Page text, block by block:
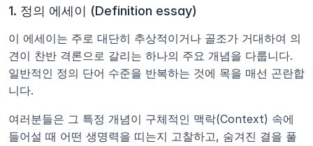
1. 정의 에세이 (Definition essay)
이 에세이는 주로 대단히 추상적이거나 골조가 거대하여 의
견이 찬반 격론으로 갈리는 하나의 주요 개념을 다룹니다.
일반적인 정의 단어 수준을 반복하는 것에 목을 매선 곤란합
니다.
여러분들은 그 특정 개념이 구체적인 맥락(Context) 속에
들어설 때 어떤 생명력을 띠는지 고찰하고, 숨겨진 결을 풀